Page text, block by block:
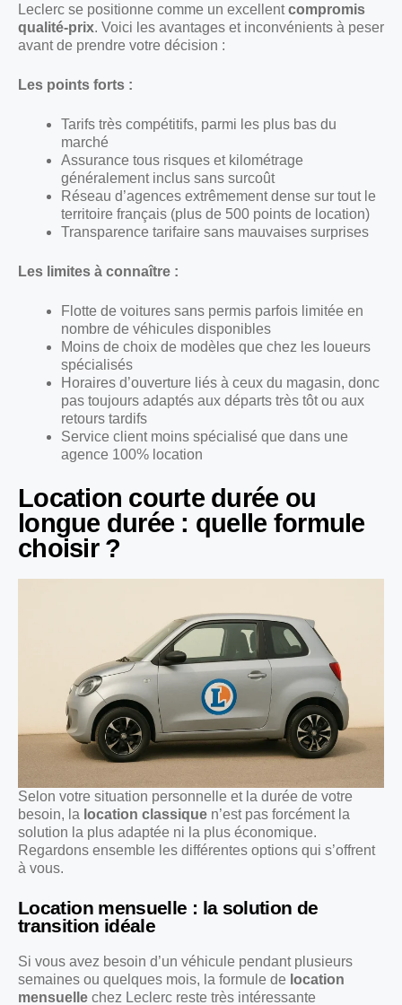
Leclerc se positionne comme un excellentcompromis
qualité-prix. Voici les avantages et inconvénients à peser
avant de prendre votre décision :
Les points forts :
Tarifs très compétitifs, parmi les plus bas du
marché
Assurance tous risques et kilométrage
généralement inclus sans surcoût
Réseau d’agences extrêmement dense sur tout le
territoire français (plus de 500 points de location)
Transparence tarifaire sans mauvaises surprises
Les limites à connaître :
Flotte de voitures sans permis parfois limitée en
nombre de véhicules disponibles
Moins de choix de modèles que chez les loueurs
spécialisés
Horaires d’ouverture liés à ceux du magasin, donc
pas toujours adaptés aux départs très tôt ou aux
retours tardifs
Service client moins spécialisé que dans une
agence 100% location
Location courte durée ou
longue durée : quelle formule
choisir ?
Selon votre situation personnelle et la durée de votre
besoin, la location classique n’est pas forcément la
solution la plus adaptée ni la plus économique.
Regardons ensemble les différentes options qui s’offrent
à vous.
Location mensuelle : la solution de
transition idéale
Si vous avez besoin d’un véhicule pendant plusieurs
semaines ou quelques mois, la formule de location
mensuelle chez Leclerc reste très intéressante